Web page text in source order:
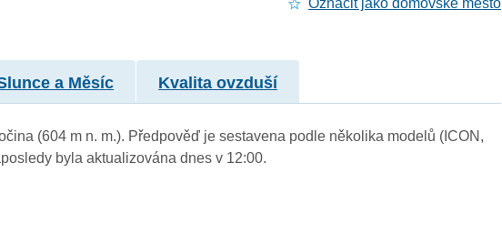
Označit jako domovské město
a Měsíc Kvalita ovzduší
(604 m n. m.). Předpověď je sestavena podle několika modelů (ICON,
byla aktualizována dnes v 12:00.